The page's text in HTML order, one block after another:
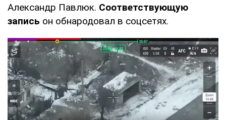
Александр Павлюк. Соответствующую
запись он обнародовал в соцсетях.